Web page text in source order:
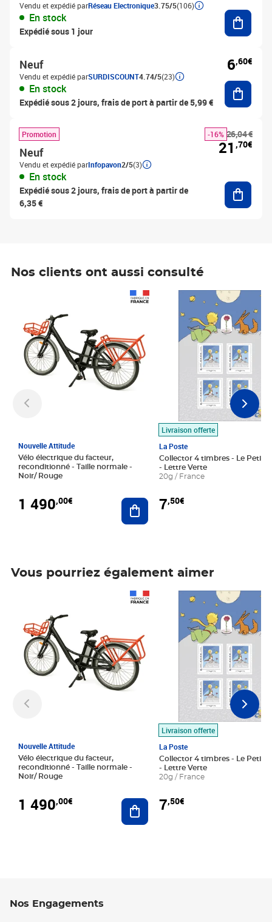
Vendu et expédié parRéseau Electronique3.75/5(106)
En stock
Expédié sous 1 jour
Neuf
Vendu et expédié parSURDISCOUNT4.74/5(23)
En stock
Expédié sous 2 jours, frais de port à partir de 5,99 €
6,60€
Promotion
Neuf
Vendu et expédié parInfopavon2/5(3)
En stock
Expédié sous 2 jours, frais de port à partir de
6,35 €
26,04 €
-16%
21 ,70€
Nos clients ont aussi consulté
Nouvelle Attitude
Vélo électrique du facteur,
reconditionné - Taille normale -
Noir/ Rouge
1 490,00€ Ajouter au panier
Livraison offerte
La Poste
Collector 4 timbres - Le Petit
- Lettre Verte
20g / France
7,50€
Prix 7,50€
Vous pourriez également aimer
Nouvelle Attitude
Vélo électrique du facteur,
reconditionné - Taille normale -
Noir/ Rouge
1 490,00€ Ajouter au panier
Livraison offerte
La Poste
Collector 4 timbres - Le Petit
- Lettre Verte
20g / France
7,50€
Prix 7,50€
Nos Engagements